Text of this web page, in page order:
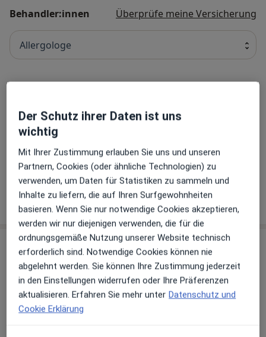
Behandler:innen Überprüfe meine Versicherung
Allergologe
Dr. med. Kai Gaube
Hautarzt (Dermatologe), Allergologe
52 Bewertungen
Praxis
Zu Google Maps
Der Schutz ihrer Daten ist uns
wichtig
Mit Ihrer Zustimmung erlauben Sie uns und unseren
Partnern, Cookies (oder ähnliche Technologien) zu
verwenden, um Daten für Statistiken zu sammeln und
Inhalte zu liefern, die auf Ihren Surfgewohnheiten
basieren. Wenn Sie nur notwendige Cookies akzeptieren,
werden wir nur diejenigen verwenden, die für die
ordnungsgemäße Nutzung unserer Website technisch
erforderlich sind. Notwendige Cookies können nie
abgelehnt werden. Sie können Ihre Zustimmung jederzeit
in den Einstellungen widerrufen oder Ihre Präferenzen
aktualisieren. Erfahren Sie mehr unter Datenschutz und
Cookie Erklärung